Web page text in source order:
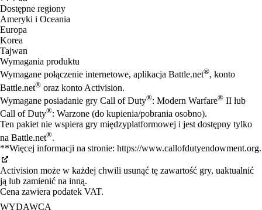
Dostępne regiony
Ameryki i Oceania
Europa
Korea
Tajwan
Wymagania produktu
Wymagane połączenie internetowe, aplikacja Battle.net®, konto
Battle.net® oraz konto Activision.
Wymagane posiadanie gry Call of Duty®: Modern Warfare® II lub
Call of Duty®: Warzone (do kupienia/pobrania osobno).
Ten pakiet nie wspiera gry międzyplatformowej i jest dostępny tylko
na Battle.net®.
**Więcej informacji na stronie: https://www.callofdutyendowment.org.
Activision może w każdej chwili usunąć tę zawartość gry, uaktualnić
ją lub zamienić na inną.
Cena zawiera podatek VAT.
WYDAWCA